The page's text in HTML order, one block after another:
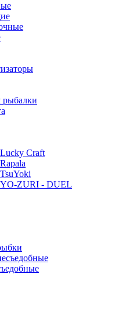
рыбалки
Craft
ZURI - DUEL